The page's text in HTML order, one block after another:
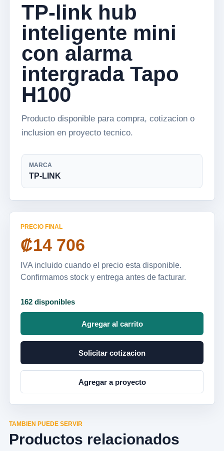
TP-link hub
inteligente mini
con alarma
intergrada Tapo
H100
Producto disponible para compra, cotizacion o
inclusion en proyecto tecnico.
MARCA
TP-LINK
PRECIO FINAL
₡14 706
IVA incluido cuando el precio esta disponible.
Confirmamos stock y entrega antes de facturar.
162 disponibles
Agregar al carrito
Solicitar cotizacion
Agregar a proyecto
TAMBIEN PUEDE SERVIR
Productos relacionados